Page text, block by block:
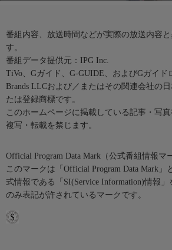
番組内容、放送時間などが実際の放送内容
す。
番組データ提供元：IPG Inc.
TiVo、Gガイド、G-GUIDE、およびGガイド
Brands LLCおよび／またはその関連会社の
たは登録商標です。
このホームページに掲載している記事・写
複写・転載を禁じます。
Official Program Data Mark（公式番組情報マ
このマークは「Official Program Data Mark」
式情報である「SI(Service Information)情報
のみ表記が許されているマークです。